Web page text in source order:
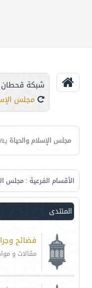
شبكة
مجلس
مجلس الإسلام والحياة
الأقسام الفرعية : مجلس
المنتدى
فضائح
مقالات و